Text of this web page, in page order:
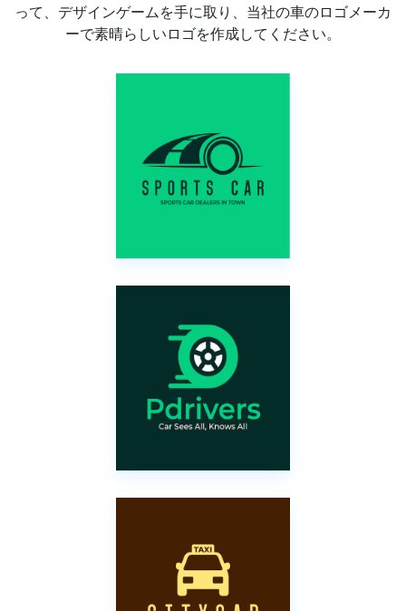
って、デザインゲームを手に取り、当社の車のロゴメーカ
ーで素晴らしいロゴを作成してください。